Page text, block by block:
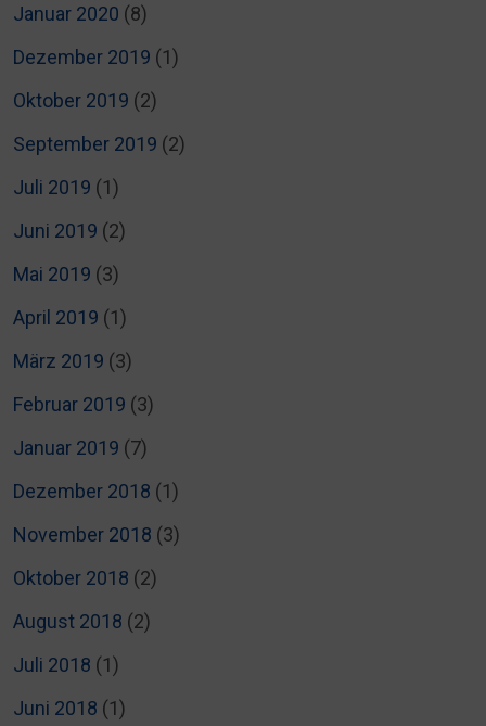
Januar 2020 (8)
Dezember 2019 (1)
Oktober 2019 (2)
September 2019 (2)
Juli 2019 (1)
Juni 2019 (2)
Mai 2019 (3)
April 2019 (1)
März 2019 (3)
Februar 2019 (3)
Januar 2019 (7)
Dezember 2018 (1)
November 2018 (3)
Oktober 2018 (2)
August 2018 (2)
Juli 2018 (1)
Juni 2018 (1)